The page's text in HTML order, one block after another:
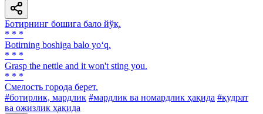
Ботирнинг бошига бало йўқ.
* * *
Botirning boshiga balo yo‘q.
* * *
Grasp the nettle and it won't sting you.
* * *
Смелость города берет.
#ботирлик, мардлик #мардлик ва номардлик ҳақида #қудрат
ва ожизлик ҳақида